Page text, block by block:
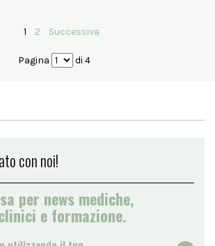
1 2 Successiva
Pagina di 4
con noi!
per news mediche,
e formazione.